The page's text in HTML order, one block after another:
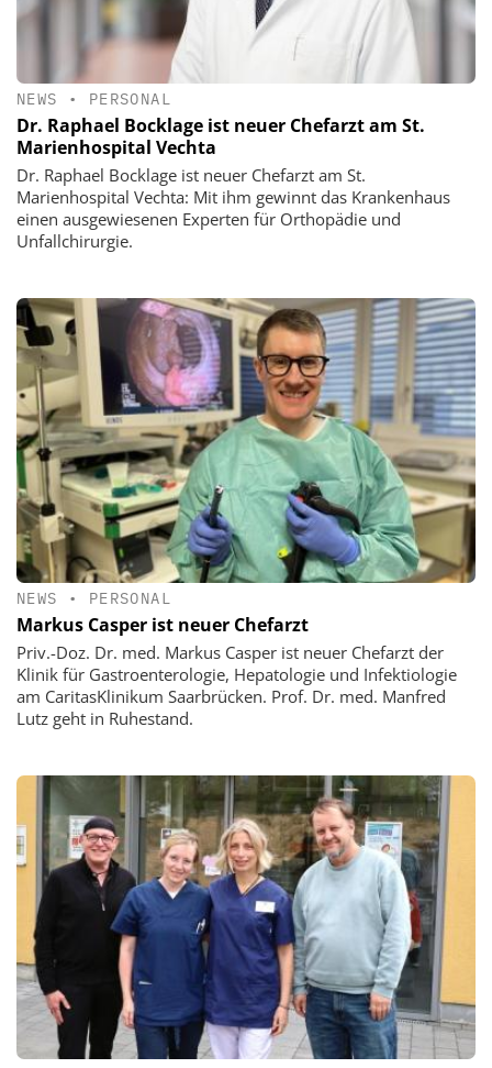
NEWS • PERSONAL
Dr. Raphael Bocklage ist neuer Chefarzt am St.
Marienhospital Vechta
Dr. Raphael Bocklage ist neuer Chefarzt am St.
Marienhospital Vechta: Mit ihm gewinnt das Krankenhaus
einen ausgewiesenen Experten für Orthopädie und
Unfallchirurgie.
NEWS • PERSONAL
Markus Casper ist neuer Chefarzt
Priv.-Doz. Dr. med. Markus Casper ist neuer Chefarzt der
Klinik für Gastroenterologie, Hepatologie und Infektiologie
am CaritasKlinikum Saarbrücken. Prof. Dr. med. Manfred
Lutz geht in Ruhestand.